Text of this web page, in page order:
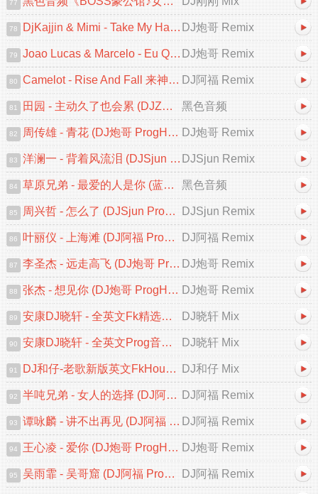
77
78 DjKajjin & Mimi - Take My Hand (DJ炮哥 ProgHouse Remix)DJ炮哥 Remix
79 Joao Lucas & Marcelo - Eu Quero Tchu 囧架架 (DJ炮哥 ProgHouse Remix)DJ炮哥 Remix
80 Camelot - Rise And Fall 来神佛 (DJ阿福 ProgHouse Mix) DJ阿福 Remix
81 田园 - 主动久了也会累 (DJZR ProgHouse Remix 2025) 黑色音频
82 周传雄 - 青花 (DJ炮哥 ProgHouse Remix 2025) DJ炮哥 Remix
83 洋澜一 - 背着风流泪 (DJSjun ProgHouse Remix 2025)DJSjun Remix
84 草原兄弟 - 最爱的人是你 (蓝溪DJ浩仔 ProgHouse Rmx 2025) 黑色音频
85 周兴哲 - 怎么了 (DJSjun ProgHouse Remix 2025) DJSjun Remix
86 叶丽仪 - 上海滩 (DJ阿福 ProgHouse Remix 2025)粤语 DJ阿福 Remix
87 李圣杰 - 远走高飞 (DJ炮哥 ProgHouse Remix 2025)DJ炮哥 Remix
88 张杰 - 想见你 (DJ炮哥 ProgHouse Remix 2025) DJ炮哥 Remix
89 安康DJ晓轩 - 全英文Fk精选葡萄仔最新勐拉之夜迷幻上太空串烧 DJ晓轩 Mix
90 安康DJ晓轩 - 全英文Prog音乐高档次无心睡眠鼓包房必备轻飘太空幻境之旅专辑 DJ晓轩 Mix
91 DJ和仔-老歌新版英文FkHouse太空节奏串烧 DJ和仔 Mix
92 半吨兄弟 - 女人的选择 (DJ阿福 ProgHouse Remix) DJ阿福 Remix
93 谭咏麟 - 讲不出再见 (DJ阿福 ProgHouse Remix 2025)粤语DJ阿福 Remix
94 王心凌 - 爱你 (DJ炮哥 ProgHouse Remix 2025)V2 DJ炮哥 Remix
95 吴雨霏 - 吴哥窟 (DJ阿福 ProgHouse Remix)粤语 DJ阿福 Remix